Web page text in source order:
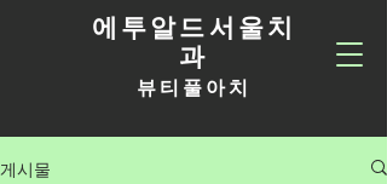
에투알드서울치
과
뷰티풀아치
게시물